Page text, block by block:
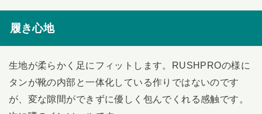
履き心地
生地が柔らかく足にフィットします。RUSHPROの様に
タンが靴の内部と一体化している作りではないのです
が、変な隙間ができずに優しく包んでくれる感触です。